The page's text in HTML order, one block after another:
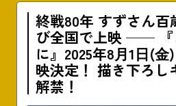
終戦80年 すずさん百
び全国で上映 ── 『
に』2025年8⽉1⽇(
映決定！ 描き下ろし
解禁！